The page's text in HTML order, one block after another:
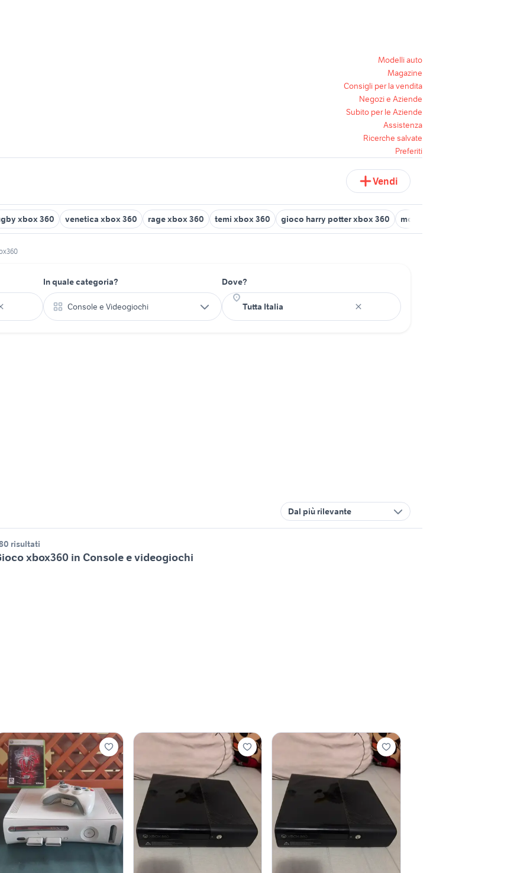
Modelli auto
Magazine
Consigli per la vendita
Negozi e Aziende
Subito per le Aziende
Assistenza
Ricerche salvate
Preferiti
Vendi
xbox 360 venetica xbox 360 rage xbox 360 temi xbox 360 gioco harry potter xbox 360 monopoly xbox 360
In quale categoria?
Console e Videogiochi
Dove?
Dal più rilevante
risultati
xbox360 in Console e videogiochi